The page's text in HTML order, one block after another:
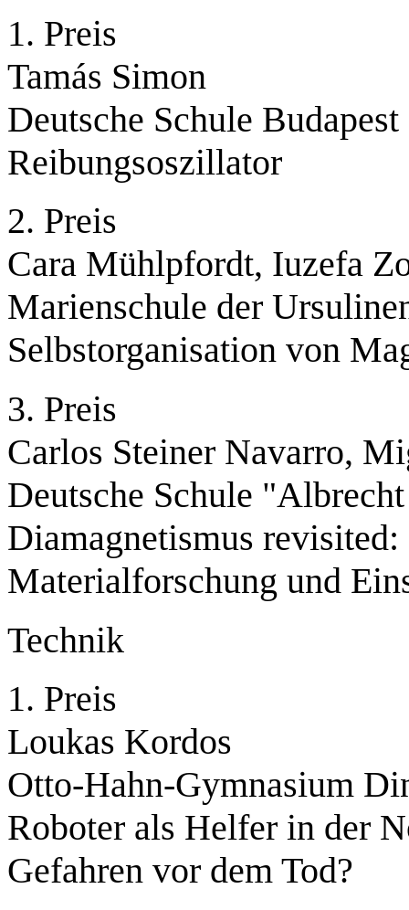
1. Preis
Tamás Simon
Deutsche Schule
Reibungsoszillator
2. Preis
Cara Mühlpfordt, Iuzefa
Marienschule der
Selbstorganisation von
3. Preis
Carlos Steiner Navarro,
Deutsche Schule
Diamagnetismus
Materialforschung und
Technik
1. Preis
Loukas Kordos
Otto-Hahn-Gymnasium
Roboter als Helfer in der
Gefahren vor dem Tod?